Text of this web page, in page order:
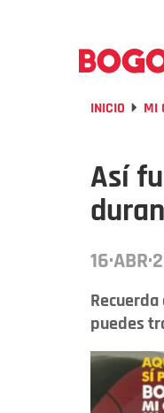
INICIO MI
Así
puedes